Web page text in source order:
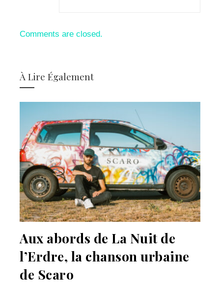
Comments are closed.
À Lire Également
Aux abords de La Nuit de
l’Erdre, la chanson urbaine
de Scaro